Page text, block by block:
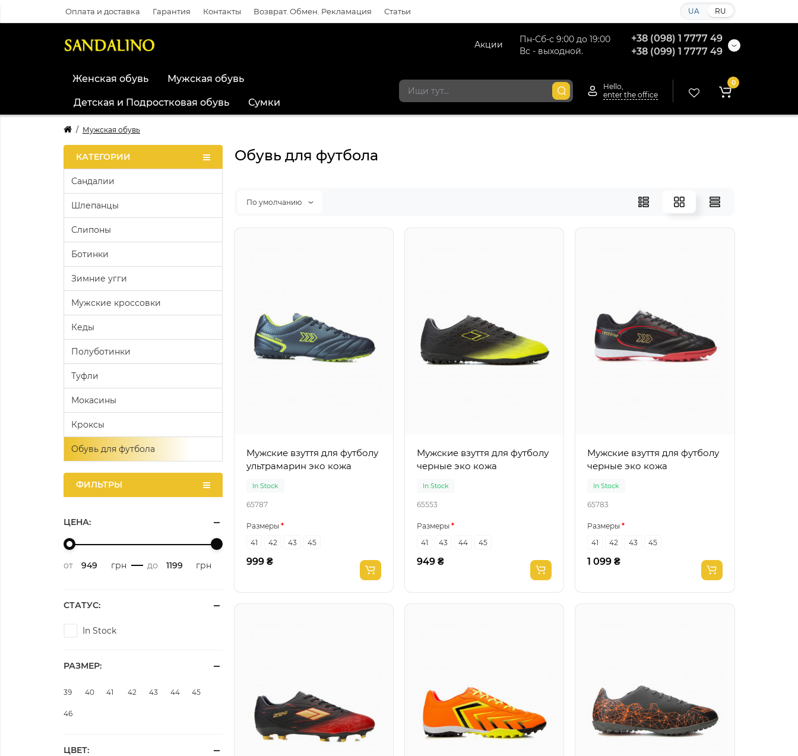
Оплата и доставка Гарантия Контакты Возврат. Обмен. Рекламация Статьи UA RU
Пн-Сб-с 9:00 до 19:00
Вс - выходной.
+38 (098) 1 7777 49
+38 (099) 1 7777 49
Акции
Женская обувь Мужская обувь
Детская и Подростковая обувь Сумки
Hello,
enter the office
0
Мужская обувь
КАТЕГОРИИ
Сандалии
Шлепанцы
Слипоны
Ботинки
Зимние угги
Мужские кроссовки
Кеды
Полуботинки
Туфли
Мокасины
Кроксы
Обувь для футбола
ФИЛЬТРЫ
ЦЕНА:
от грн - до грн
СТАТУС:
In Stock
РАЗМЕР:
39 40 41 42 43 44 45
46
ЦВЕТ:
Обувь для футбола
По умолчанию
Мужские взуття для футболу
ультрамарин эко кожа
In Stock
65787
Размеры
41
42 43 45
999 ₴
Мужские взуття для футболу
черные эко кожа
In Stock
65553
Размеры
41
43 44 45
949 ₴
Мужские взуття для футболу
черные эко кожа
In Stock
65783
Размеры
41
42 43 45
1 099 ₴